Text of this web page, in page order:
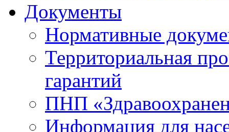
Документы
Нормативные
Территориальная
гарантий
ПНП
Информация для